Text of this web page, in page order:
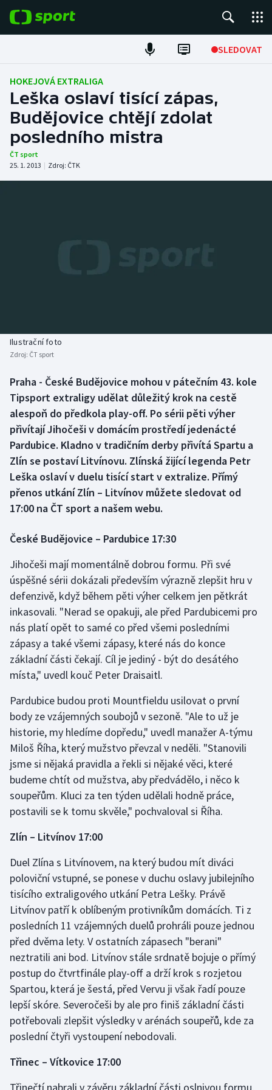
SLEDOVAT
Fotbal
Hokej
Tenis
Atletika
Biatlon
Box
Curling
Dostihy
Futsal
Golf
Gymnastika
Házená
Jezdectví
Judo
Lezení
Lyže a snowboard
Moderní pětiboj
Motorsport
Olympijské hry
Parasport
Plavání
Plážový volejbal
Ragby
Rychlobruslení
Rychlostní kanoistika
Short track
Sportovní střelba
Aplikace ČT sport
HOKEJOVÁ EXTRALIGA
Leška oslaví tisící zápas,
Budějovice chtějí zdolat
posledního mistra
ČT sport
25. 1. 2013 | Zdroj: ČTK
Ilustrační foto
Zdroj: ČT sport
Praha - České Budějovice mohou v pátečním 43. kole
Tipsport extraligy udělat důležitý krok na cestě
alespoň do předkola play-off. Po sérii pěti výher
přivítají Jihočeši v domácím prostředí jedenácté
Pardubice. Kladno v tradičním derby přivítá Spartu a
Zlín se postaví Litvínovu. Zlínská žijící legenda Petr
Leška oslaví v duelu tisící start v extralize. Přímý
přenos utkání Zlín – Litvínov můžete sledovat od
17:00 na ČT sport a našem webu.
České Budějovice – Pardubice 17:30
Jihočeši mají momentálně dobrou formu. Při své
úspěšné sérii dokázali především výrazně zlepšit hru v
defenzivě, když během pěti výher celkem jen pětkrát
inkasovali. "Nerad se opakuji, ale před Pardubicemi pro
nás platí opět to samé co před všemi posledními
zápasy a také všemi zápasy, které nás do konce
základní části čekají. Cíl je jediný - být do desátého
místa," uvedl kouč Peter Draisaitl.
Pardubice budou proti Mountfieldu usilovat o první
body ze vzájemných soubojů v sezoně. "Ale to už je
historie, my hledíme dopředu," uvedl manažer A-týmu
Miloš Říha, který mužstvo převzal v neděli. "Stanovili
jsme si nějaká pravidla a řekli si nějaké věci, které
budeme chtít od mužstva, aby předvádělo, i něco k
soupeřům. Kluci za ten týden udělali hodně práce,
postavili se k tomu skvěle," pochvaloval si Říha.
Zlín – Litvínov 17:00
Duel Zlína s Litvínovem, na který budou mít diváci
poloviční vstupné, se ponese v duchu oslavy jubilejního
tisícího extraligového utkání Petra Lešky. Právě
Litvínov patří k oblíbeným protivníkům domácích. Ti z
posledních 11 vzájemných duelů prohráli pouze jednou
před dvěma lety. V ostatních zápasech "berani"
neztratili ani bod. Litvínov stále srdnatě bojuje o přímý
postup do čtvrtfinále play-off a drží krok s rozjetou
Spartou, která je šestá, před Vervu ji však řadí pouze
lepší skóre. Severočeši by ale pro finiš základní části
potřebovali zlepšit výsledky v arénách soupeřů, kde za
poslední čtyři vystoupení nebodovali.
Třinec – Vítkovice 17:00